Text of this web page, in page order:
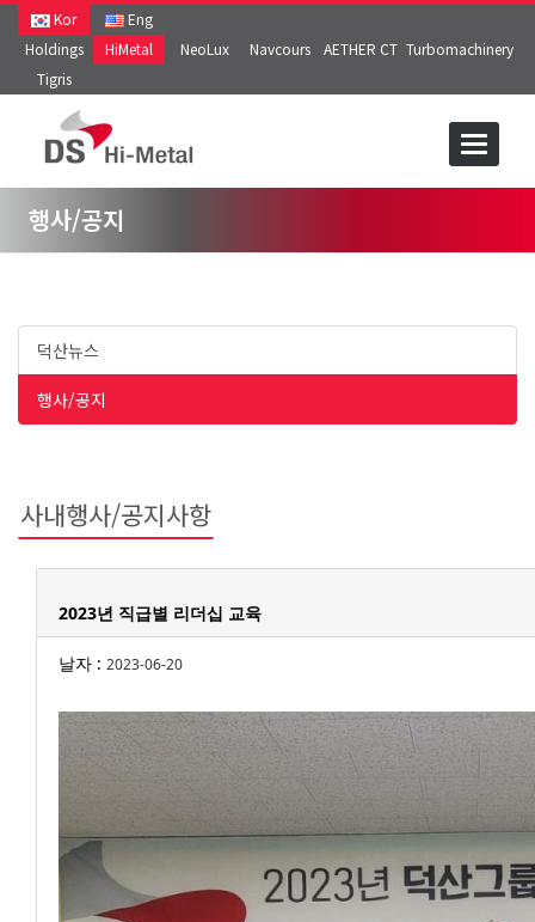
Kor
Eng
Holdings
HiMetal NeoLux Navcours AETHER CT Turbomachinery
Tigris
행사/공지
덕산뉴스
행사/공지
사내행사/공지사항
2023년 직급별 리더십 교육
날자 : 2023-06-20